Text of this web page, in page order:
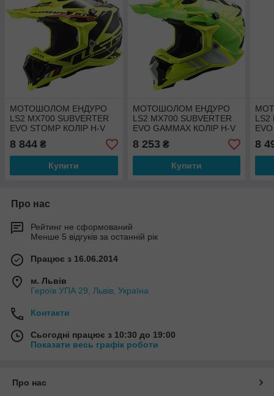
МОТОШОЛОМ ЕНДУРО
LS2 MX700 SUBVERTER
EVO STOMP КОЛІР H-V
YELLOW BLACK
8 844 ₴
Купити
МОТОШОЛОМ ЕНДУРО
LS2 MX700 SUBVERTER
EVO GAMMAX КОЛІР H-V
YELLOW GREEN
8 253 ₴
Купити
LS2
8
Про нас
Рейтинг не сформований
Менше 5 відгуків за останній рік
Працює з 16.06.2014
м. Львів
Героїв УПА 29, Львів, Україна
Контакти
Сьогодні працює з 10:30 до 19:00
Показати весь графік роботи
Про нас